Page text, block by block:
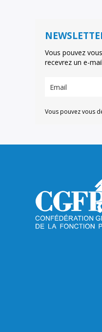
Vous pouvez
recevrez un e-
Vous pouvez vous